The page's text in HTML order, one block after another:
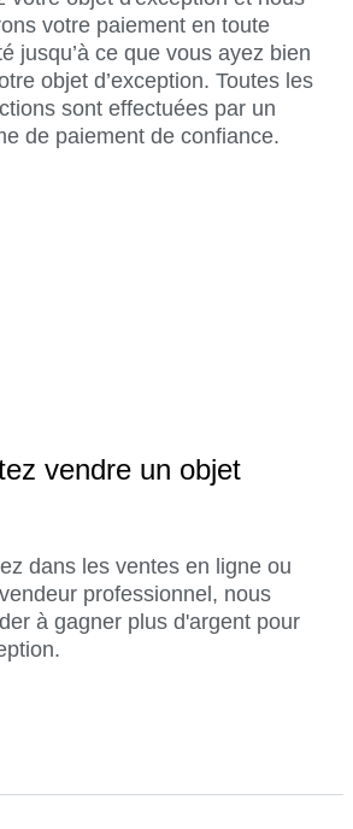
votre paiement en toute
jusqu’à ce que vous ayez bien
objet d’exception. Toutes les
sont effectuées par un
de paiement de confiance.
vendre un objet
dans les ventes en ligne ou
professionnel, nous
à gagner plus d'argent pour